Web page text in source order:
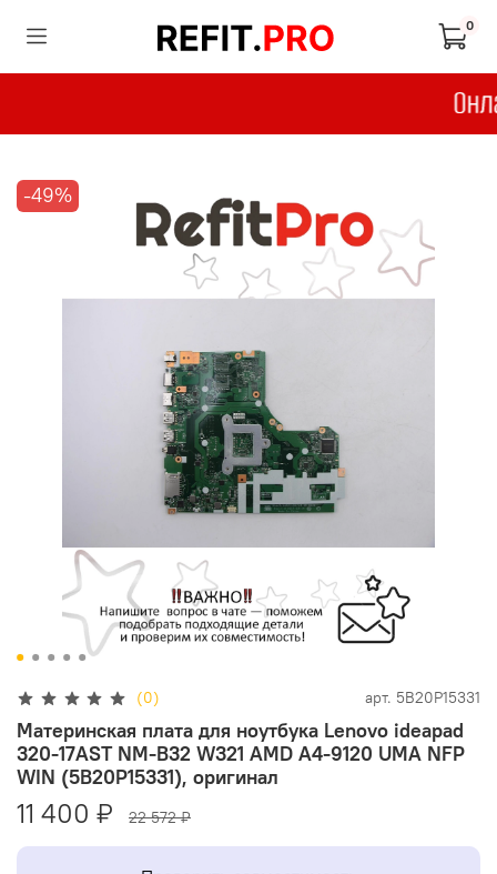
0
-49%
(0) арт. 5B20P15331
Материнская плата для ноутбука Lenovo ideapad
320-17AST NM-B32 W321 AMD A4-9120 UMA NFP
WIN (5B20P15331), оригинал
11 400 ₽ 22 572 ₽